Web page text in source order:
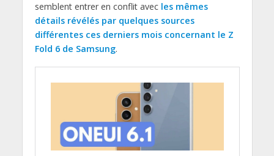
semblent entrer en conflit avec les mêmes
détails révélés par quelques sources
différentes ces derniers mois concernant le Z
Fold 6 de Samsung.